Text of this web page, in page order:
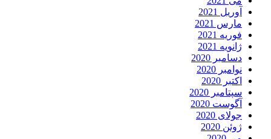
آوریل 2021
مارس 2021
فوریه 2021
ژانویه 2021
دسامبر 2020
نوامبر 2020
اکتبر 2020
سپتامبر 2020
آگوست 2020
جولای 2020
ژوئن 2020